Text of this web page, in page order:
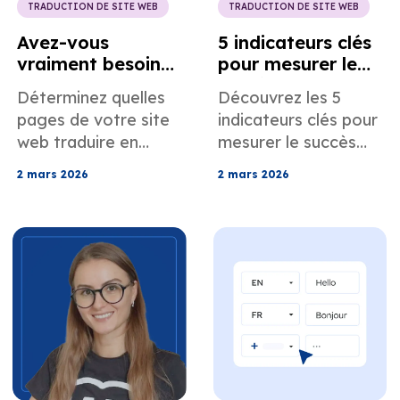
TRADUCTION DE SITE WEB
Avez-vous
vraiment besoin
de traduire
l'intégralité de
votre site web ?
Guide pratique
pour les petites
Déterminez quelles
pages de votre site
web traduire en
contenus
multilingues et
améliorez le
référencement
multilingue afin
d'augmenter les
conversions des
petites entreprises.
2 mars 2026
TRADUCTION DE SITE WEB
5 indicateurs clés
pour mesurer le
succès d'un site
web multilingue
Découvrez les 5
indicateurs clés pour
mesurer le succès
analyses SEO
indicateurs clés de
performance (KPI)
d'engagement pour
une croissance
mondiale.
2 mars 2026